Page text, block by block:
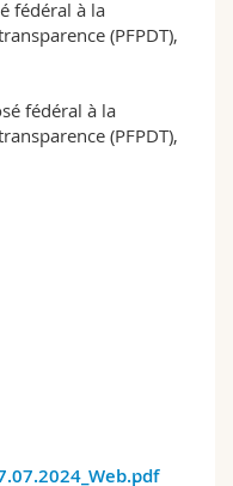
fédéral à la
(PFPDT),
fédéral à la
(PFPDT),